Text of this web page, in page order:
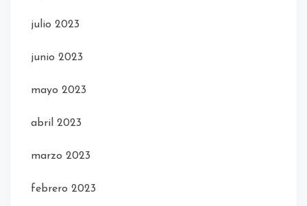
julio 2023
junio 2023
mayo 2023
abril 2023
marzo 2023
febrero 2023